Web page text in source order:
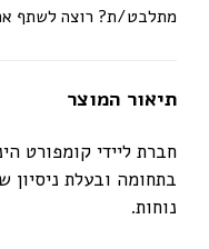
תיאור המוצר
חברת ליידי קומפורט
נוחות.
מתלבט/ת? רוצה לשתף